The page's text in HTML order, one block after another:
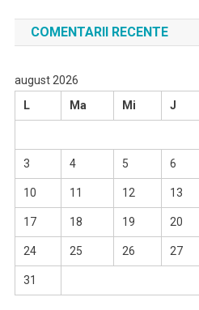
COMENTARII RECENTE
august 2026
L
Ma Mi J
3 4 5 6
10 11 12 13
17 18 19 20
24 25 26 27
31